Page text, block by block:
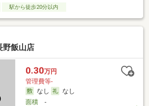
駅から徒歩20分以内
野飯山店
0.30万円
管理費等-
なし
なし
面積-